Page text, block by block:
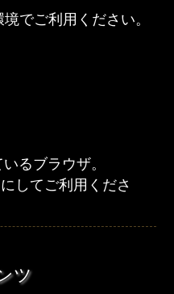
でご利用ください。
るブラウザ。
してご利用くださ
ツ